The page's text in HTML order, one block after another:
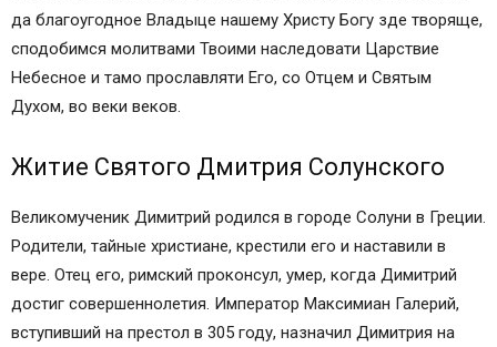
да благоугодное Владыце нашему Христу Богу зде творяще,
сподобимся молитвами Твоими наследовати Царствие
Небесное и тамо прославляти Его, со Отцем и Святым
Духом, во веки веков.
Житие Святого Дмитрия Солунского
Великомученик Димитрий родился в городе Солуни в Греции.
Родители, тайные христиане, крестили его и наставили в
вере. Отец его, римский проконсул, умер, когда Димитрий
достиг совершеннолетия. Император Максимиан Галерий,
вступивший на престол в 305 году, назначил Димитрия на